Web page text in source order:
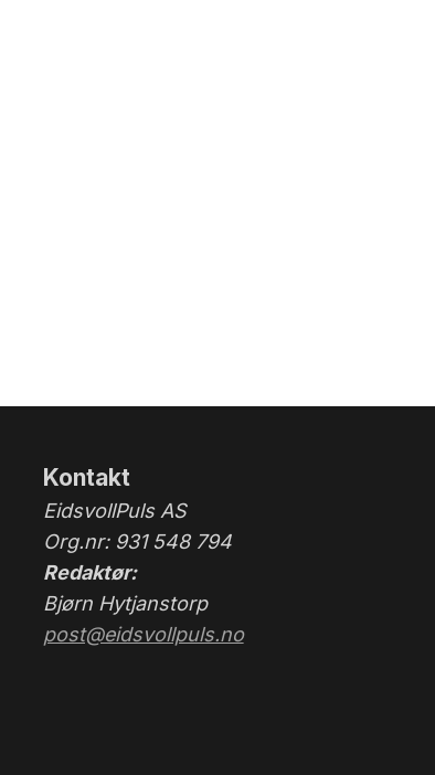
Kontakt
EidsvollPuls AS
Org.nr: 931 548 794
Redaktør:
Bjørn Hytjanstorp
post@eidsvollpuls.no